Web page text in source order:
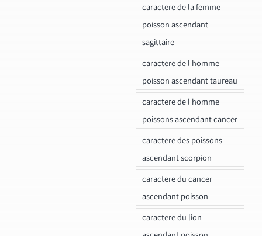
caractere de la femme
poisson ascendant
sagittaire
caractere de l homme
poisson ascendant taureau
caractere de l homme
poissons ascendant cancer
caractere des poissons
ascendant scorpion
caractere du cancer
ascendant poisson
caractere du lion